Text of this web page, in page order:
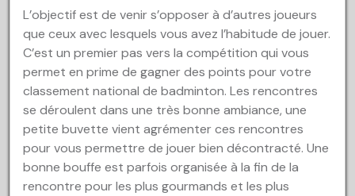
L’objectif est de venir s’opposer à d’autres joueurs
que ceux avec lesquels vous avez l’habitude de jouer.
C’est un premier pas vers la compétition qui vous
permet en prime de gagner des points pour votre
classement national de badminton. Les rencontres
se déroulent dans une très bonne ambiance, une
petite buvette vient agrémenter ces rencontres
pour vous permettre de jouer bien décontracté. Une
bonne bouffe est parfois organisée à la fin de la
rencontre pour les plus gourmands et les plus